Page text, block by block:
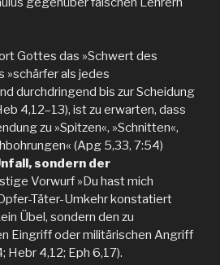
Gottes das »Schwert des
»schärfer als jedes
durchdringend bis zur Scheidung
4,12–13), ist zu erwarten, dass
zu »Spitzen«, »Schnitten«,
(Apg 5,33, 7:54)
sondern der
Vorwurf »Du hast mich
Täter-Umkehr konstatiert
Übel, sondern den zu
Eingriff oder militärischen Angriff
Hebr 4,12; Eph 6,17).